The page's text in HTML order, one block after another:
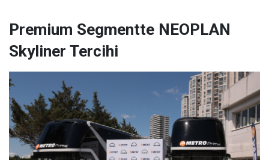
Premium Segmentte NEOPLAN
Skyliner Tercihi